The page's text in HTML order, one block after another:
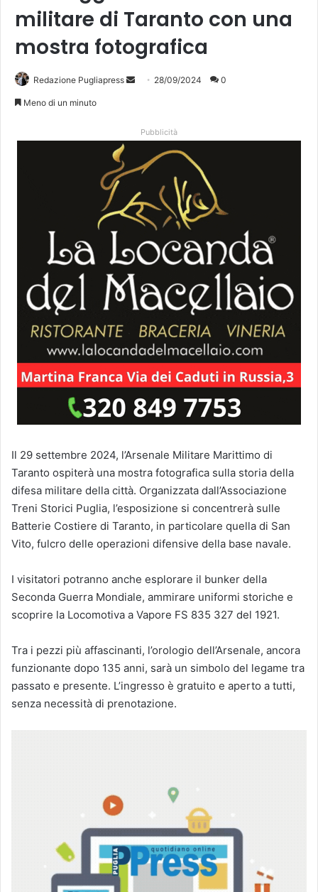
militare di Taranto con una
mostra fotografica
Redazione Pugliapress
Invia 28/09/2024 0
Meno di un minuto
Pubblicità
Il 29 settembre 2024, l’Arsenale Militare Marittimo di
Taranto ospiterà una mostra fotografica sulla storia della
difesa militare della città. Organizzata dall’Associazione
Treni Storici Puglia, l’esposizione si concentrerà sulle
Batterie Costiere di Taranto, in particolare quella di San
Vito, fulcro delle operazioni difensive della base navale.
I visitatori potranno anche esplorare il bunker della
Seconda Guerra Mondiale, ammirare uniformi storiche e
scoprire la Locomotiva a Vapore FS 835 327 del 1921.
Tra i pezzi più affascinanti, l’orologio dell’Arsenale, ancora
funzionante dopo 135 anni, sarà un simbolo del legame tra
passato e presente. L’ingresso è gratuito e aperto a tutti,
senza necessità di prenotazione.